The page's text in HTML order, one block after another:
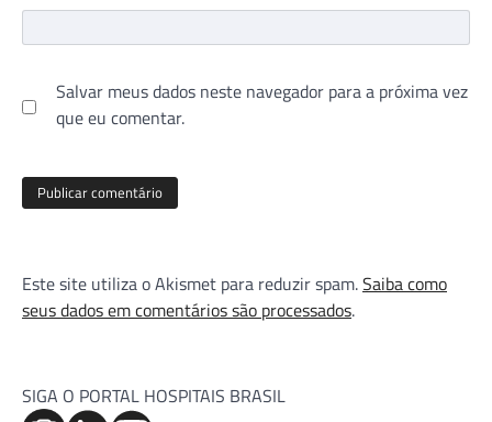
Salvar meus dados neste navegador para a próxima vez
que eu comentar.
Este site utiliza o Akismet para reduzir spam.Saiba como
seus dados em comentários são processados.
SIGA O PORTAL HOSPITAIS BRASIL